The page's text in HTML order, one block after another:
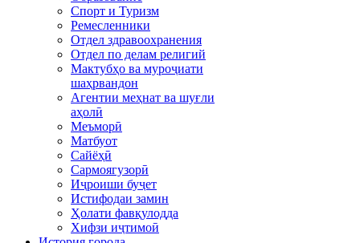
Спорт и Туризм
Ремесленники
Отдел здравоохранения
Отдел по делам религий
Мактубҳо ва муроҷиати
шаҳрвандон
Агентии меҳнат ва шуғли
аҳолӣ
Меъморӣ
Матбуот
Сайёҳӣ
Сармоягузорӣ
Иҷроиши буҷет
Истифодаи замин
Ҳолати фавқулодда
Хифзи иҷтимоӣ